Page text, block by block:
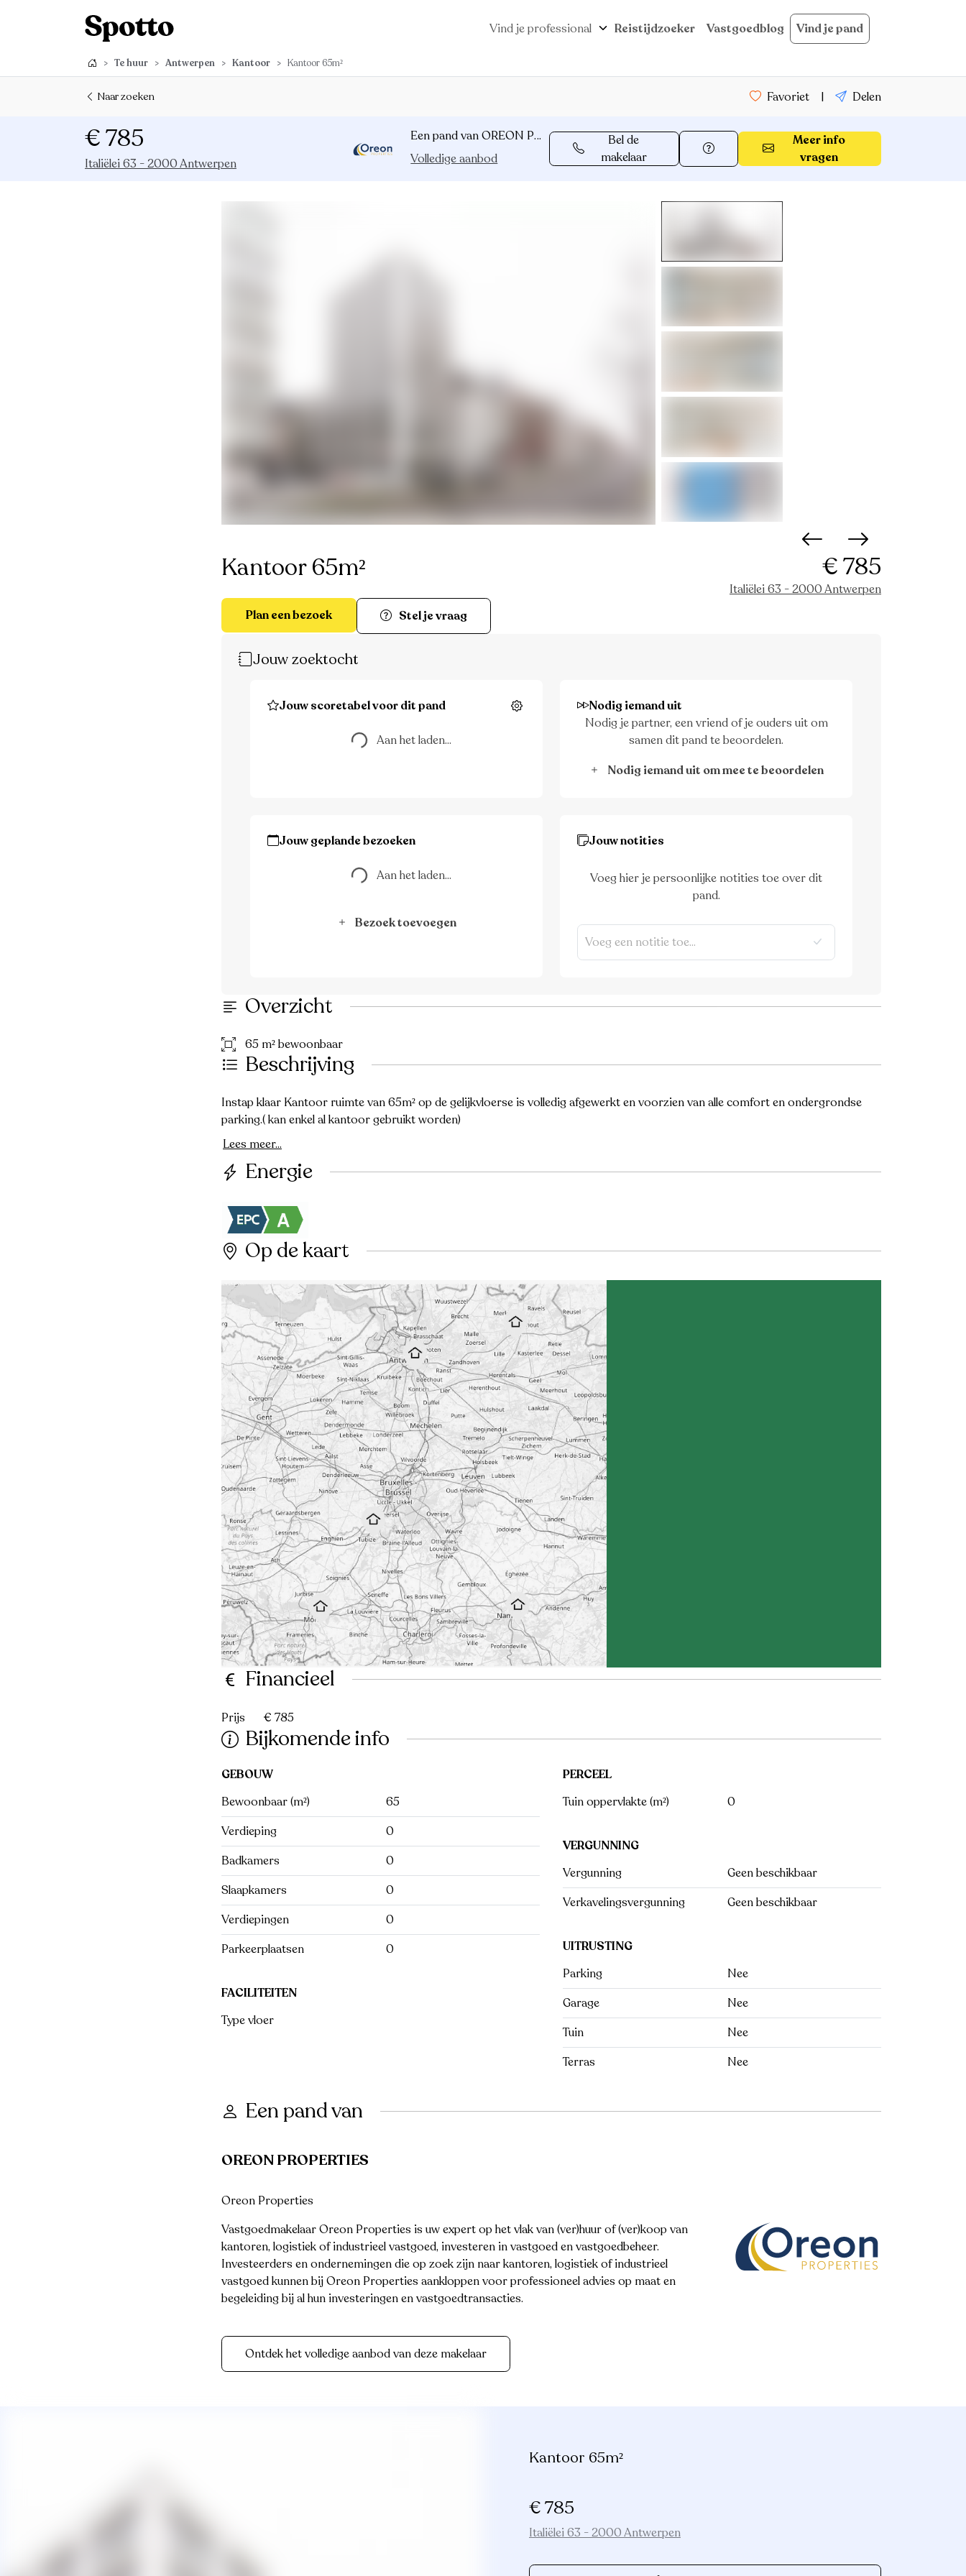
Vind je professional Reistijdzoeker Vastgoedblog Vind je pand
> Te huur > Antwerpen > Kantoor > Kantoor 65m²
Naar zoeken Favoriet | Delen
€ 785
Italiëlei 63 - 2000 Antwerpen
Een pand van OREON PROPERTIES
Volledige aanbod
Bel de
makelaar
Meer info
vragen
Kantoor 65m² € 785
Italiëlei 63 - 2000 Antwerpen
Plan een bezoek
Stel je vraag
Jouw zoektocht
Jouw scoretabel voor dit pand Instellingen
Aan het laden...
Aan het laden...
Nodig iemand uit
Nodig je partner, een vriend of je ouders uit om
samen dit pand te beoordelen.
Nodig iemand uit om mee te beoordelen
Jouw geplande bezoeken
Aan het laden...
Aan het laden...
Bezoek toevoegen
Jouw notities
Voeg hier je persoonlijke notities toe over dit
pand.
Overzicht
65 m² bewoonbaar
Beschrijving
Instap klaar Kantoor ruimte van 65m² op de gelijkvloerse is volledig afgewerkt en voorzien van alle comfort en ondergrondse
parking.( kan enkel al kantoor gebruikt worden)
Lees meer...
Energie
Op de kaart
Financieel
Prijs € 785
Bijkomende info
GEBOUW
Bewoonbaar (m²)
65
Verdieping
0
Badkamers
0
Slaapkamers
0
Verdiepingen
0
Parkeerplaatsen
0
FACILITEITEN
Type vloer
PERCEEL
Tuin oppervlakte (m²)
0
VERGUNNING
Vergunning
Geen beschikbaar
Verkavelingsvergunning
Geen beschikbaar
UITRUSTING
Parking
Nee
Garage
Nee
Tuin
Nee
Terras
Nee
Een pand van
OREON PROPERTIES
Oreon Properties
Vastgoedmakelaar Oreon Properties is uw expert op het vlak van (ver)huur of (ver)koop van
kantoren, logistiek of industrieel vastgoed, investeren in vastgoed en vastgoedbeheer.
Investeerders en ondernemingen die op zoek zijn naar kantoren, logistiek of industrieel
vastgoed kunnen bij Oreon Properties aankloppen voor professioneel advies op maat en
begeleiding bij al hun investeringen en vastgoedtransacties.
Ontdek het volledige aanbod van deze makelaar
Kantoor 65m²
€ 785
Italiëlei 63 - 2000 Antwerpen